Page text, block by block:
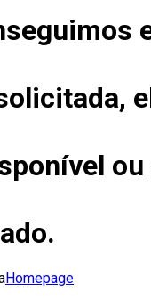
ou
Homepage